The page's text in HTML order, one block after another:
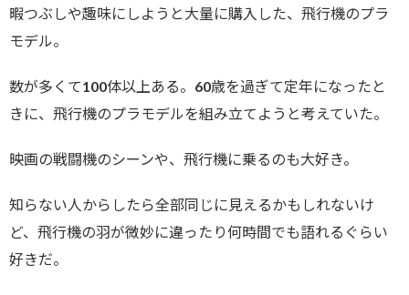
暇つぶしや趣味にしようと大量に購入した、飛行機のプラ
モデル。
数が多くて100体以上ある。60歳を過ぎて定年になったと
きに、飛行機のプラモデルを組み立てようと考えていた。
映画の戦闘機のシーンや、飛行機に乗るのも大好き。
知らない人からしたら全部同じに見えるかもしれないけ
ど、飛行機の羽が微妙に違ったり何時間でも語れるぐらい
好きだ。